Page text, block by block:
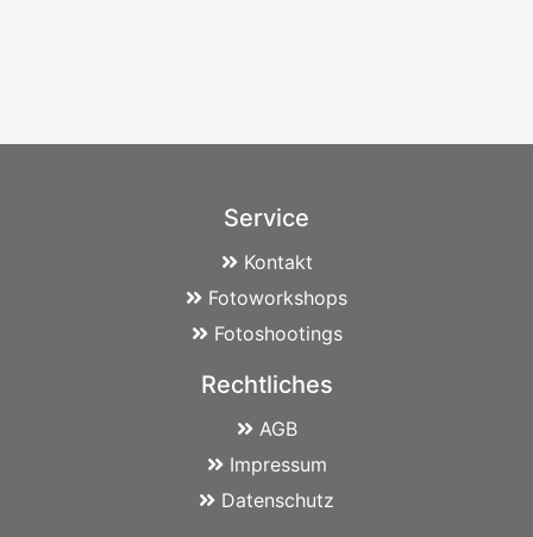
Service
Kontakt
Fotoworkshops
Fotoshootings
Rechtliches
AGB
Impressum
Datenschutz